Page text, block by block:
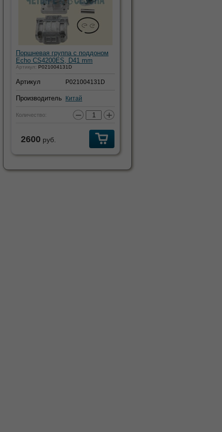
Поршневая группа с поддоном
Echo CS4200ES, D41 mm
Артикул: P021004131D
Артикул P021004131D
Производитель Китай
Количество: − +
2600 руб.